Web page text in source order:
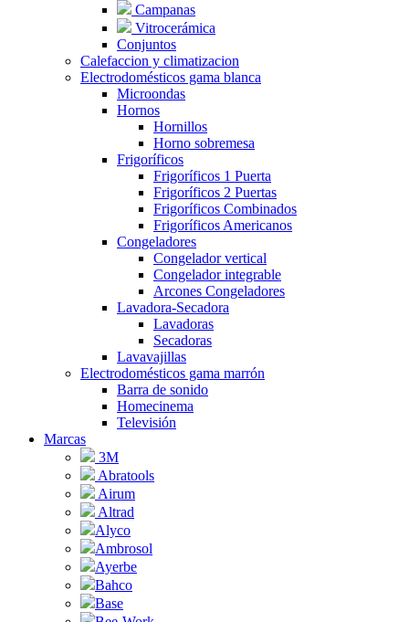
Campanas
Vitrocerámica
Conjuntos
Calefaccion y climatizacion
Electrodomésticos gama blanca
Microondas
Hornos
Hornillos
Horno sobremesa
Frigoríficos
Frigoríficos 1 Puerta
Frigoríficos 2 Puertas
Frigoríficos Combinados
Frigoríficos Americanos
Congeladores
Congelador vertical
Congelador integrable
Arcones Congeladores
Lavadora-Secadora
Lavadoras
Secadoras
Lavavajillas
Electrodomésticos gama marrón
Barra de sonido
Homecinema
Televisión
Marcas
3M
Abratools
Airum
Altrad
Alyco
Ambrosol
Ayerbe
Bahco
Base